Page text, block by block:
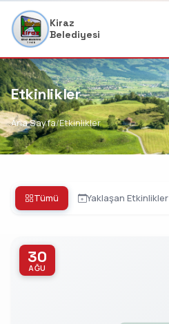
Kiraz
Belediyesi
Etkinlikler
Ana Sayfa Etkinlikler
Tümü Yaklaşan Etkinlikler
30
AĞU